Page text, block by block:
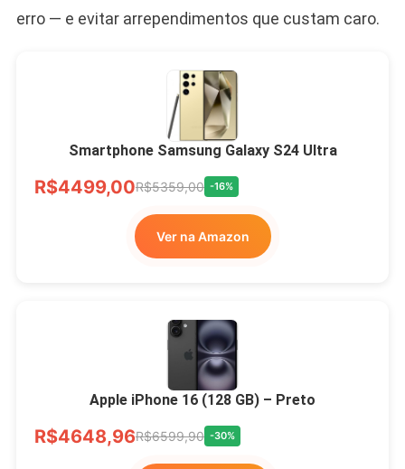
erro — e evitar arrependimentos que custam caro.
Smartphone Samsung Galaxy S24 Ultra
R$4499,00R$5359,00 -16%
Ver na Amazon
Apple iPhone 16 (128 GB) – Preto
R$4648,96R$6599,90 -30%